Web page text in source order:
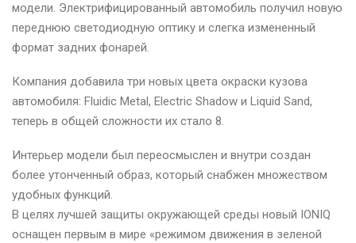
модели. Электрифицированный автомобиль получил новую
переднюю светодиодную оптику и слегка измененный
формат задних фонарей.
Компания добавила три новых цвета окраски кузова
автомобиля: Fluidic Metal, Electric Shadow и Liquid Sand,
теперь в общей сложности их стало 8.
Интерьер модели был переосмыслен и внутри создан
более утонченный образ, который снабжен множеством
удобных функций.
В целях лучшей защиты окружающей среды новый IONIQ
оснащен первым в мире «режимом движения в зеленой